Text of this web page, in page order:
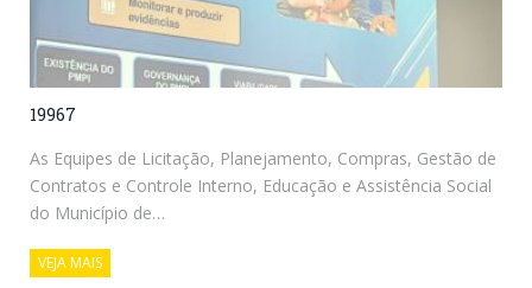
19967
As Equipes de Licitação, Planejamento, Compras, Gestão de
Contratos e Controle Interno, Educação e Assistência Social
do Município de…
VEJA MAIS